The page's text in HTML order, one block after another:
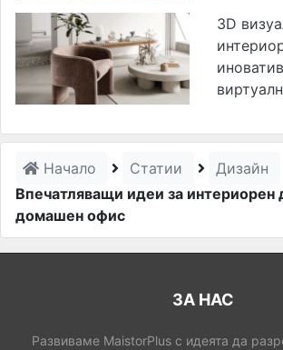
3D
Начало Статии
Дизайн
Впечатляващи идеи за интериорен
домашен офис
ЗА НАС
Развиваме MaistorPlus с идеята да